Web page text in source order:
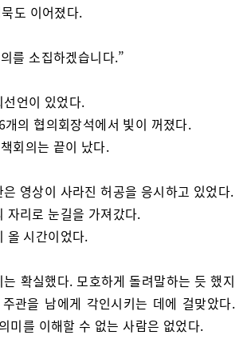
도 이어졌다.
를 소집하겠습니다.”
언이 있었다.
의 협의회장석에서 빛이 꺼졌다.
회의는 끝이 났다.
영상이 사라진 허공을 응시하고 있었다.
자리로 눈길을 가져갔다.
올 시간이었다.
확실했다. 모호하게 돌려말하는 듯 했지
관을 남에게 각인시키는 데에 걸맞았다.
미를 이해할 수 없는 사람은 없었다.